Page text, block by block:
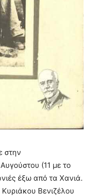
στην
(11 με το
έξω από τα Χανιά.
Βενιζέλου